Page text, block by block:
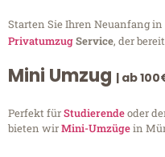
Starten Sie Ihren Neuanfang
PrivatumzugService, der
Mini Umzug | ab
Perfekt fürStudierendeoder
bieten wirMini-Umzügein